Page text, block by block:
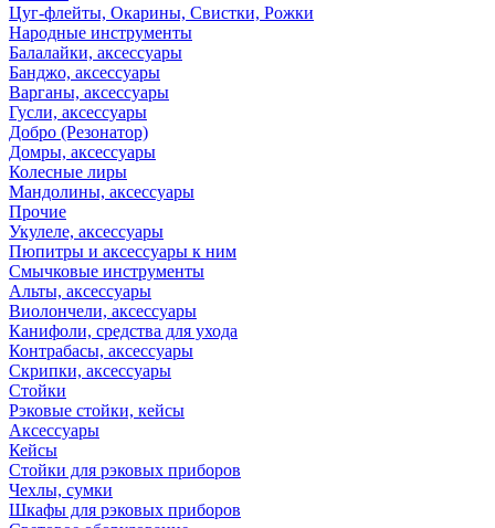
Цуг-флейты, Окарины, Свистки, Рожки
Народные инструменты
Балалайки, аксессуары
Банджо, аксессуары
Варганы, аксессуары
Гусли, аксессуары
Добро (Резонатор)
Домры, аксессуары
Колесные лиры
Мандолины, аксессуары
Прочие
Укулеле, аксессуары
Пюпитры и аксессуары к ним
Смычковые инструменты
Альты, аксессуары
Виолончели, аксессуары
Канифоли, средства для ухода
Контрабасы, аксессуары
Скрипки, аксессуары
Стойки
Рэковые стойки, кейсы
Аксессуары
Кейсы
Стойки для рэковых приборов
Чехлы, сумки
Шкафы для рэковых приборов